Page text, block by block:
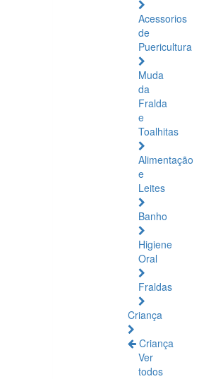
Acessorios
de
Puericultura
Muda
da
Fralda
e
Toalhitas
Alimentação
e
Leites
Banho
Higiene
Oral
Fraldas
Criança
Criança
Ver
todos